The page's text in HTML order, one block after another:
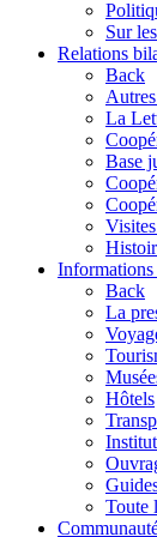
Sur
Relations
Back
La
Base
Back
La
Hôtels
Toute